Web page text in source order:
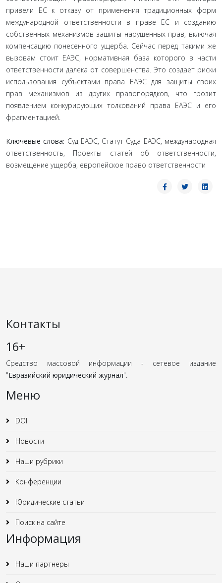
привели ЕС к отказу от применения традиционных форм
международной ответственности в праве ЕС и созданию
собственных механизмов зашиты нарушенных прав, включая
компенсацию понесенного ущерба. Сейчас перед такими же
вызовам стоит ЕАЭС, нормативная база которого в части
ответственности далека от совершенства. Это создает риски
использования субъектами права ЕАЭС для защиты своих
прав механизмов из других правопорядков, что грозит
появлением конкурирующих толкований права ЕАЭС и его
фрагментацией.
Ключевые слова: Суд ЕАЭС, Статут Суда ЕАЭС, международная
ответственность, Проекты статей об ответственности,
возмещение ущерба, европейское право ответственности
Контакты
16+
Средство массовой информации - сетевое издание
"Евразийский юридический журнал".
Меню
DOI
Новости
Наши рубрики
Конференции
Юридические статьи
Поиск на сайте
Информация
Наши партнеры